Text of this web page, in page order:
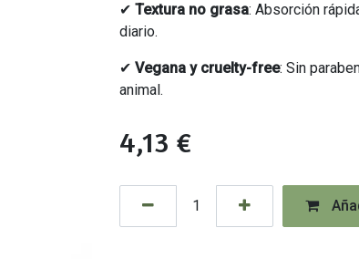
✔ Textura no grasa: Absorción
diario.
✔ Vegana y cruelty-free: Sin
animal.
4,13 €